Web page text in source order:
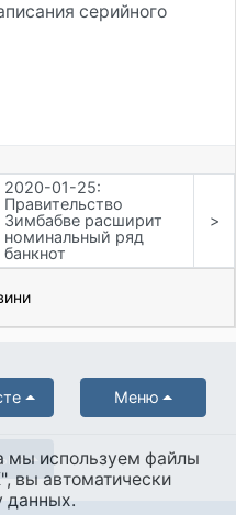
серийного
2020-01-25:
Правительство
Зимбабве расширит
номинальный ряд
банкнот
>
Меню
мы используем файлы
вы автоматически
данных.